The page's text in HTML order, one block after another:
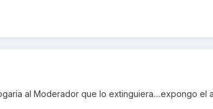
al Moderador que lo extinguiera....expongo el